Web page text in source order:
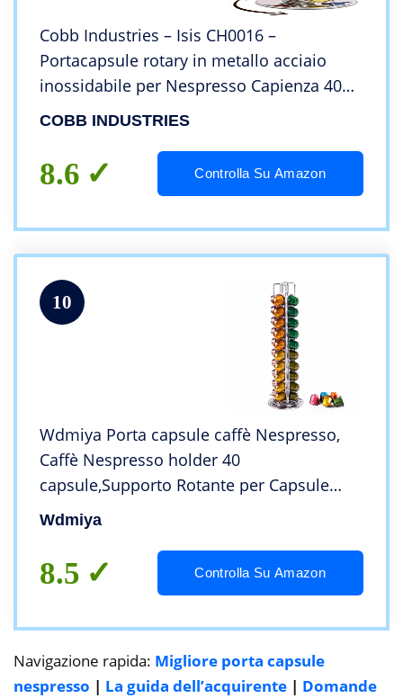
Cobb Industries – Isis CH0016 –
Portacapsule rotary in metallo acciaio
inossidabile per Nespresso Capienza 40
capsule Stand porta capsule di caffè
COBB INDUSTRIES
8.6 Controlla Su Amazon
10
Wdmiya Porta capsule caffè Nespresso,
Caffè Nespresso holder 40
capsule,Supporto Rotante per Capsule
Caffè
Wdmiya
8.5 Controlla Su Amazon
Navigazione rapida: Migliore porta capsule
nespresso | La guida dell’acquirente | Domande